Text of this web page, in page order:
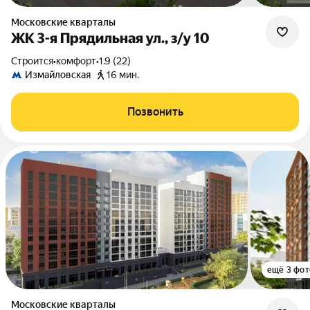
Московские кварталы
ЖК 3-я Прядильная ул., з/у 10
Строится•комфорт•1.9 (22)
Измайловская
16 мин.
Позвонить
ещё 3
Московские кварталы